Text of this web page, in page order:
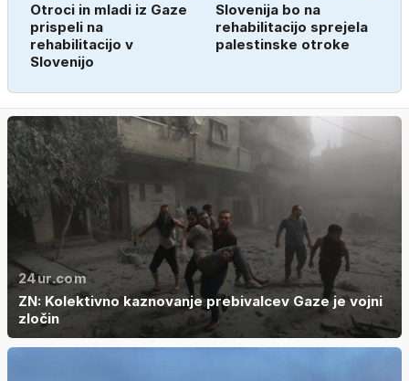
Otroci in mladi iz Gaze
prispeli na
rehabilitacijo v
Slovenijo
Slovenija bo na
rehabilitacijo sprejela
palestinske otroke
24ur.com
ZN: Kolektivno kaznovanje prebivalcev Gaze je vojni
zločin